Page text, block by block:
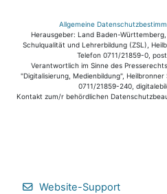
Allgemeine
Herausgeber: Land Baden-
Schulqualität und Lehrerbildung (ZSL),
Telefon 0711/21859-0,
Verantwortlich im Sinne des
"Digitalisierung, Medienbildung",
0711/21859-240,
Kontakt zum/r behördlichen
Website-Support